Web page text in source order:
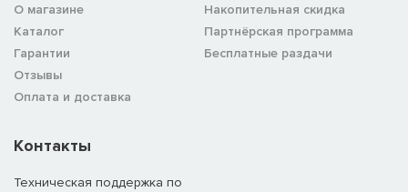
О магазине
Каталог
Гарантии
Отзывы
Оплата и доставка
Накопительная скидка
Партнёрская программа
Бесплатные раздачи
Контакты
Техническая поддержка по